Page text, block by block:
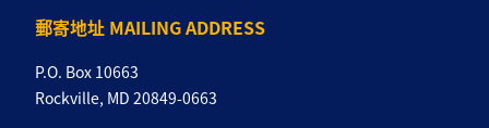
郵寄地址 MAILING ADDRESS
P.O. Box 10663
Rockville, MD 20849-0663